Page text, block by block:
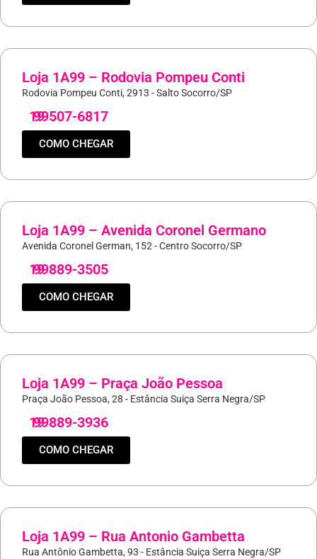
Loja 1A99 – Rodovia Pompeu Conti
Rodovia Pompeu Conti, 2913 - Salto Socorro/SP
19
99507-6817
COMO CHEGAR
Loja 1A99 – Avenida Coronel Germano
Avenida Coronel German, 152 - Centro Socorro/SP
19
99889-3505
COMO CHEGAR
Loja 1A99 – Praça João Pessoa
Praça João Pessoa, 28 - Estância Suiça Serra Negra/SP
19
99889-3936
COMO CHEGAR
Loja 1A99 – Rua Antonio Gambetta
Rua Antônio Gambetta, 93 - Estância Suiça Serra Negra/SP